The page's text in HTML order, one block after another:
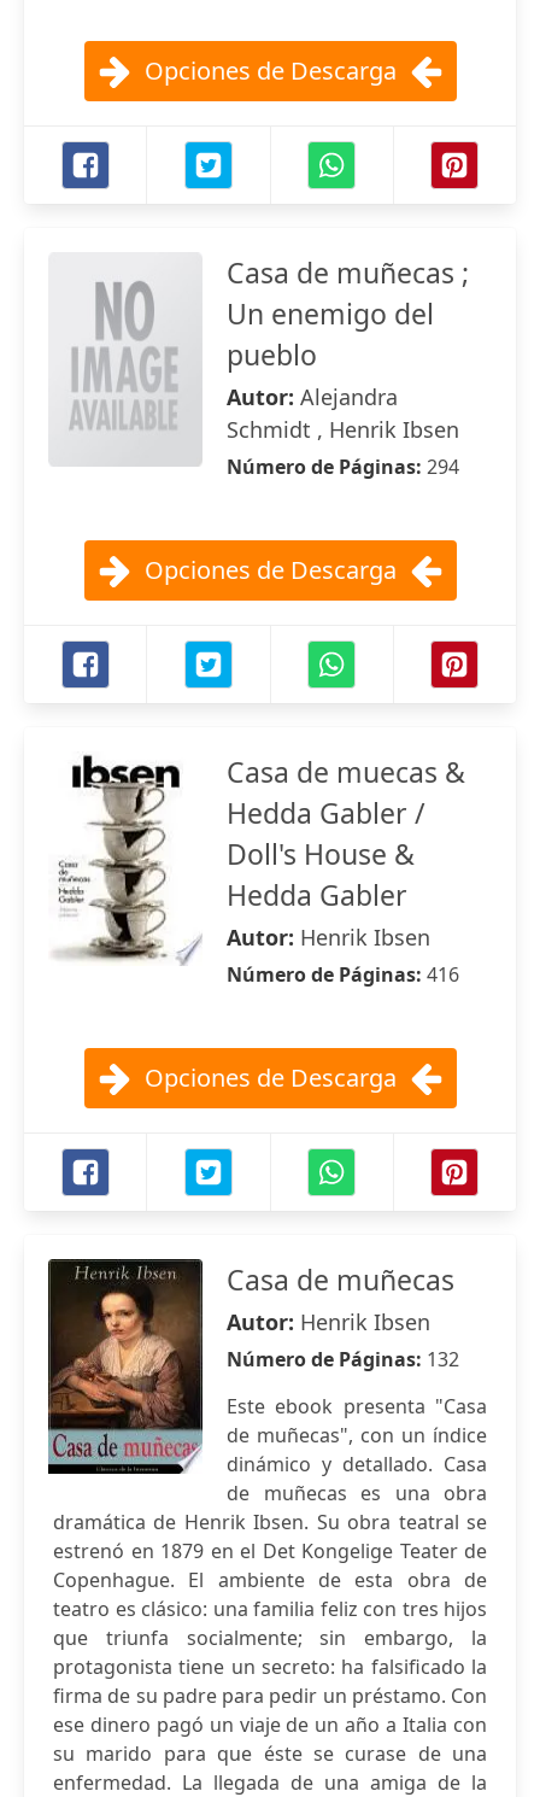
Opciones de Descarga
Casa de muñecas ;
Un enemigo del
pueblo
Autor: Alejandra
Schmidt , Henrik Ibsen
Número de Páginas: 294
Opciones de Descarga
Casa de muecas &
Hedda Gabler /
Doll's House &
Hedda Gabler
Autor: Henrik Ibsen
Número de Páginas: 416
Opciones de Descarga
Casa de muñecas
Autor: Henrik Ibsen
Número de Páginas: 132
Este ebook presenta "Casa
de muñecas", con un índice
dinámico y detallado. Casa
de muñecas es una obra
dramática de Henrik Ibsen. Su obra teatral se
estrenó en 1879 en el Det Kongelige Teater de
Copenhague. El ambiente de esta obra de
teatro es clásico: una familia feliz con tres hijos
que triunfa socialmente; sin embargo, la
protagonista tiene un secreto: ha falsificado la
firma de su padre para pedir un préstamo. Con
ese dinero pagó un viaje de un año a Italia con
su marido para que éste se curase de una
enfermedad. La llegada de una amiga de la